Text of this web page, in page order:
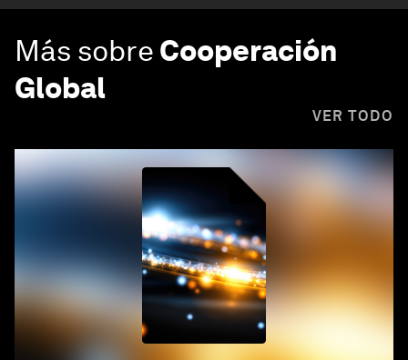
Más sobre Cooperación
Global
VER TODO